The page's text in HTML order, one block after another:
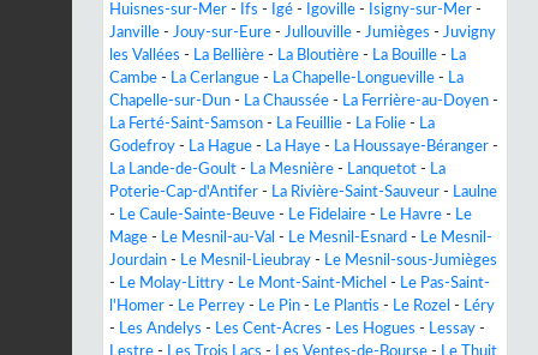
Huisnes-sur-Mer - Ifs - Igé - Igoville - Isigny-sur-Mer -
Janville - Jouy-sur-Eure - Jullouville - Jumièges - Juvigny
les Vallées - La Bellière - La Bloutière - La Bouille - La
Cambe - La Cerlangue - La Chapelle-Longueville - La
Chapelle-sur-Dun - La Chaussée - La Ferrière-au-Doyen -
La Ferté-Saint-Samson - La Feuillie - La Folie - La
Godefroy - La Hague - La Haye - La Houssaye-Béranger -
La Lande-de-Goult - La Mesnière - Lanquetot - La
Poterie-Cap-d'Antifer - La Rivière-Saint-Sauveur - Laulne
- Le Caule-Sainte-Beuve - Le Fidelaire - Le Havre - Le
Mage - Le Mesnil-au-Val - Le Mesnil-Esnard - Le Mesnil-
Jourdain - Le Mesnil-Lieubray - Le Mesnil-sous-Jumièges
- Le Molay-Littry - Le Mont-Saint-Michel - Le Pas-Saint-
l'Homer - Le Perrey - Le Pin - Le Plantis - Le Rozel - Léry
- Les Andelys - Les Cent-Acres - Les Hogues - Lessay -
Lestre - Les Trois Lacs - Les Ventes-de-Bourse - Le Thuit